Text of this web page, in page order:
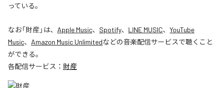
っている。
なお「財産」は、 Apple Music、 Spotify、 LINE MUSIC、 YouTube
Music、 Amazon Music Unlimitedなどの音楽配信サービスで聴くこと
ができる。
各配信サービス： 財産